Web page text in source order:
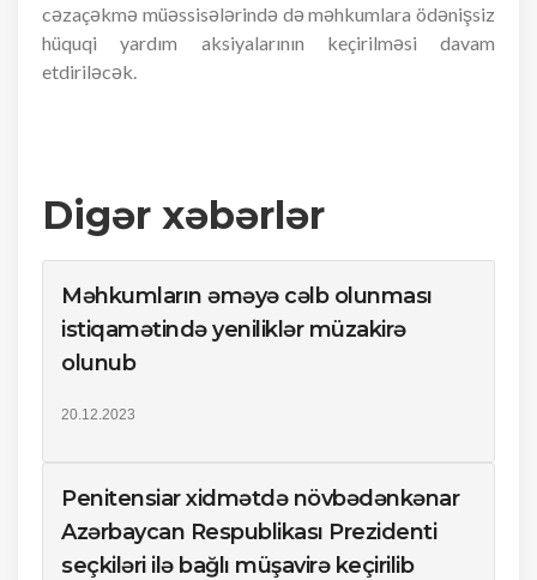
cəzaçəkmə müəssisələrində də məhkumlara ödənişsiz
hüquqi yardım aksiyalarının keçirilməsi davam
etdiriləcək.
Digər xəbərlər
Məhkumların əməyə cəlb olunması
istiqamətində yeniliklər müzakirə
olunub
20.12.2023
Penitensiar xidmətdə növbədənkənar
Azərbaycan Respublikası Prezidenti
seçkiləri ilə bağlı müşavirə keçirilib